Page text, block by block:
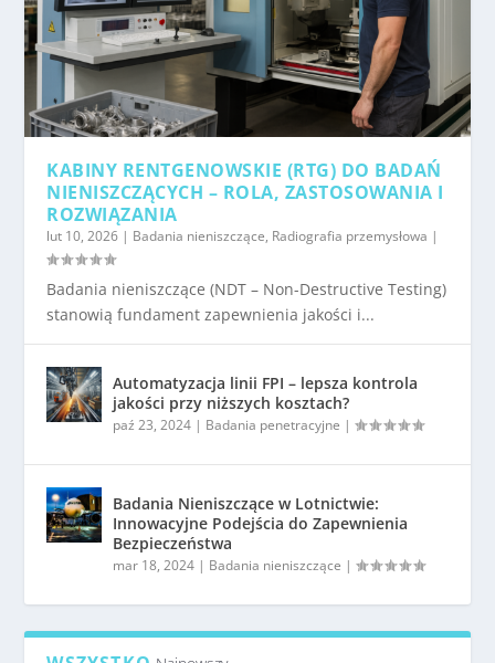
KABINY RENTGENOWSKIE (RTG) DO BADAŃ
NIENISZCZĄCYCH – ROLA, ZASTOSOWANIA I
ROZWIĄZANIA
lut 10, 2026 | Badania nieniszczące, Radiografia przemysłowa |
Badania nieniszczące (NDT – Non-Destructive Testing)
stanowią fundament zapewnienia jakości i...
Automatyzacja linii FPI – lepsza kontrola
jakości przy niższych kosztach?
paź 23, 2024 | Badania penetracyjne |
Badania Nieniszczące w Lotnictwie:
Innowacyjne Podejścia do Zapewnienia
Bezpieczeństwa
mar 18, 2024 | Badania nieniszczące |